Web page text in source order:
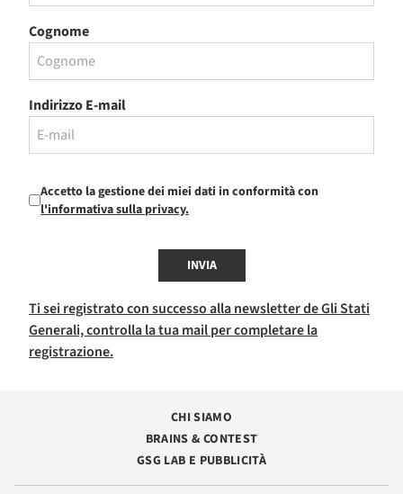
Cognome
Indirizzo E-mail
Accetto la gestione dei miei dati in conformità con
l'informativa sulla privacy.
INVIA
Ti sei registrato con successo alla newsletter de Gli Stati
Generali, controlla la tua mail per completare la
registrazione.
CHI SIAMO
BRAINS & CONTEST
GSG LAB E PUBBLICITÀ